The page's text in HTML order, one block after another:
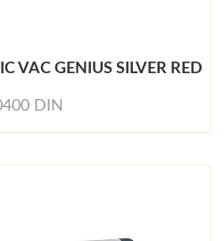
VAC GENIUS SILVER RED
DIN